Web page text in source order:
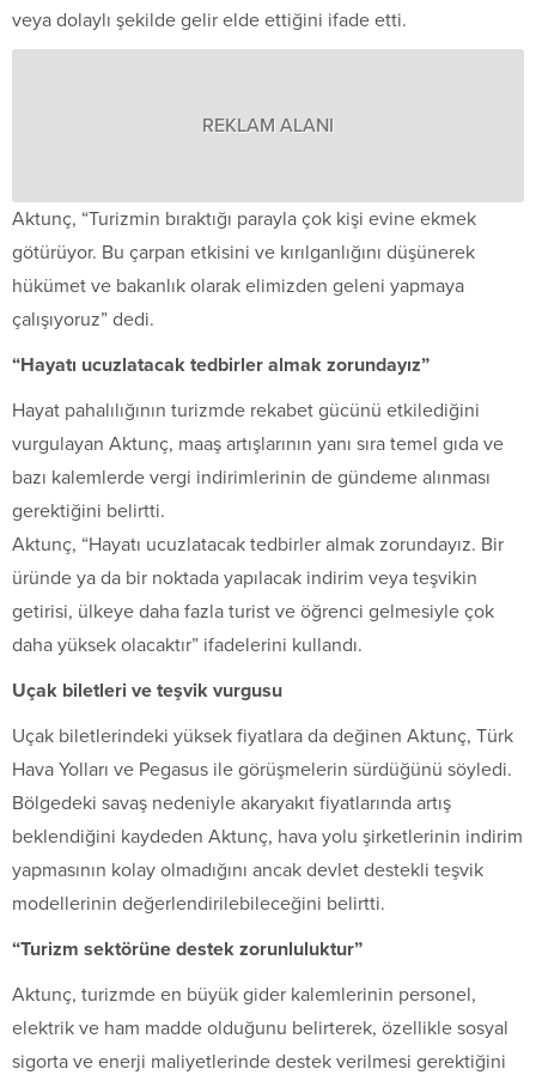
veya dolaylı şekilde gelir elde ettiğini ifade etti.
REKLAM ALANI
Aktunç, “Turizmin bıraktığı parayla çok kişi evine ekmek
götürüyor. Bu çarpan etkisini ve kırılganlığını düşünerek
hükümet ve bakanlık olarak elimizden geleni yapmaya
çalışıyoruz” dedi.
“Hayatı ucuzlatacak tedbirler almak zorundayız”
Hayat pahalılığının turizmde rekabet gücünü etkilediğini
vurgulayan Aktunç, maaş artışlarının yanı sıra temel gıda ve
bazı kalemlerde vergi indirimlerinin de gündeme alınması
gerektiğini belirtti.
Aktunç, “Hayatı ucuzlatacak tedbirler almak zorundayız. Bir
üründe ya da bir noktada yapılacak indirim veya teşvikin
getirisi, ülkeye daha fazla turist ve öğrenci gelmesiyle çok
daha yüksek olacaktır” ifadelerini kullandı.
Uçak biletleri ve teşvik vurgusu
Uçak biletlerindeki yüksek fiyatlara da değinen Aktunç, Türk
Hava Yolları ve Pegasus ile görüşmelerin sürdüğünü söyledi.
Bölgedeki savaş nedeniyle akaryakıt fiyatlarında artış
beklendiğini kaydeden Aktunç, hava yolu şirketlerinin indirim
yapmasının kolay olmadığını ancak devlet destekli teşvik
modellerinin değerlendirilebileceğini belirtti.
“Turizm sektörüne destek zorunluluktur”
Aktunç, turizmde en büyük gider kalemlerinin personel,
elektrik ve ham madde olduğunu belirterek, özellikle sosyal
sigorta ve enerji maliyetlerinde destek verilmesi gerektiğini